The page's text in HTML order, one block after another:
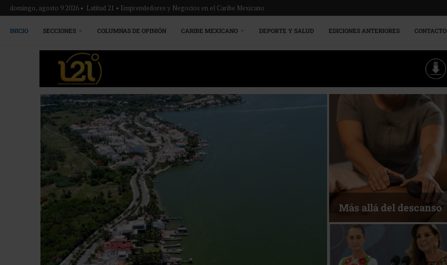
domingo, agosto 9 2026 • Latitud 21 • Emprendedores y Negocios en el Caribe Mexicano
INICIO SECCIONES COLUMNAS DE OPINIÓN CARIBE MEXICANO DEPORTE Y SALUD EDICIONES ANTERIORES CONTACTO
Más allá del descanso